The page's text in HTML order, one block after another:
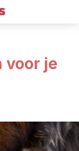
voor je